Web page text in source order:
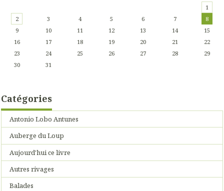
1
2
3 4 5 6 7
8
9
10 11 12 13 14
15
16
17 18 19 20 21
22
23
24 25 26 27 28
29
30
31
Catégories
Antonio Lobo Antunes
Auberge du Loup
Aujourd'hui ce livre
Autres rivages
Balades